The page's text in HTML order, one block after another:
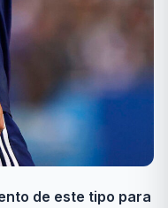
de este tipo para